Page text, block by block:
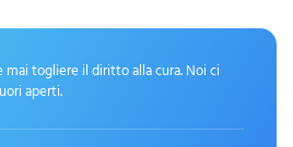
togliere il diritto alla cura. Noi ci
aperti.